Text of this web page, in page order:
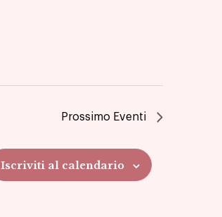
Prossimo Eventi
Iscriviti al calendario